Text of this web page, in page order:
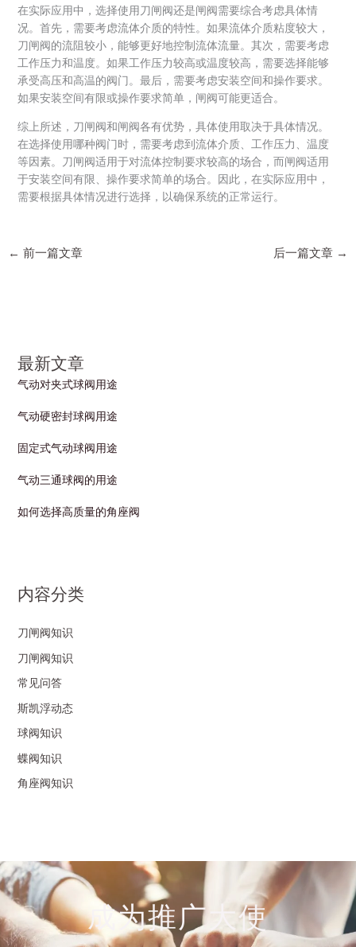
最新文章
气动对夹式球阀用途
气动硬密封球阀用途
固定式气动球阀用途
气动三通球阀的用途
如何选择高质量的角座阀
内容分类
刀闸阀知识
刀闸阀知识
常见问答
斯凯浮动态
球阀知识
蝶阀知识
角座阀知识
在实际应用中，选择使用刀闸阀还是闸阀需要综合考虑具体情
况。首先，需要考虑流体介质的特性。如果流体介质粘度较大，
刀闸阀的流阻较小，能够更好地控制流体流量。其次，需要考虑
工作压力和温度。如果工作压力较高或温度较高，需要选择能够
承受高压和高温的阀门。最后，需要考虑安装空间和操作要求。
如果安装空间有限或操作要求简单，闸阀可能更适合。
综上所述，刀闸阀和闸阀各有优势，具体使用取决于具体情况。
在选择使用哪种阀门时，需要考虑到流体介质、工作压力、温度
等因素。刀闸阀适用于对流体控制要求较高的场合，而闸阀适用
于安装空间有限、操作要求简单的场合。因此，在实际应用中，
需要根据具体情况进行选择，以确保系统的正常运行。
← 前一篇文章 后一篇文章 →
成为推广大使